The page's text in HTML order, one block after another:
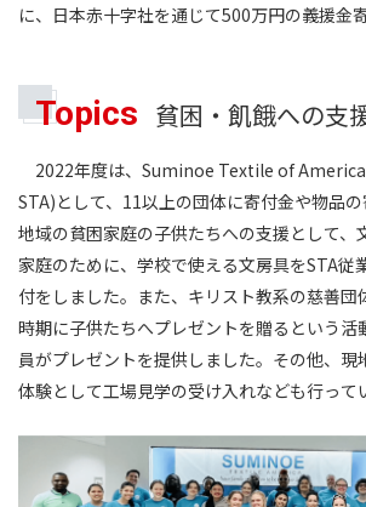
に、日本赤十字社を通じて500万円の義援金
Topics 貧困・飢餓への支
2022年度は、Suminoe Textile of
STA)として、11以上の団体に寄付金や物品の
地域の貧困家庭の子供たちへの支援として、
家庭のために、学校で使える文房具をSTA従
付をしました。また、キリスト教系の慈善団
時期に子供たちへプレゼントを贈るという活
員がプレゼントを提供しました。その他、現
体験として工場見学の受け入れなども行って